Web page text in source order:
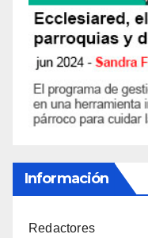
Información
Redactores